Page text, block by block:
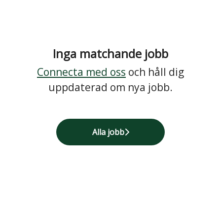
Inga matchande jobb
Connecta med oss och håll dig
uppdaterad om nya jobb.
Alla jobb